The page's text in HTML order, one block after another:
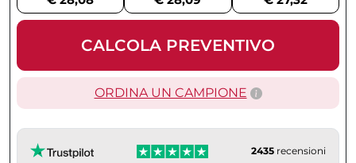
CALCOLA PREVENTIVO
ORDINA UN CAMPIONE
2435 recensioni